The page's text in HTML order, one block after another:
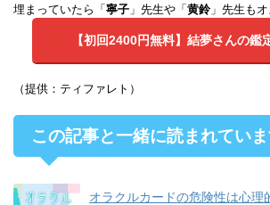
埋まっていたら「 寧子 」先生や「 黄鈴」先生もオ
【初回2400円無料】 結夢さんの鑑
（提供：ティファレト）
この記事と一緒に読まれてい
オラクルカードの危険性は心理